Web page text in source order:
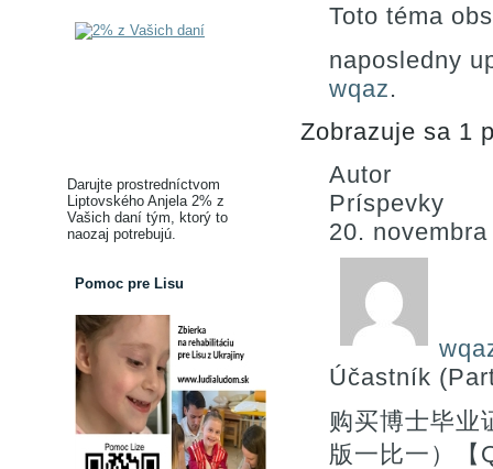
Darujte prostredníctvom
Liptovského Anjela 2% z
Vašich daní tým, ktorý to
naozaj potrebujú.
Pomoc pre Lisu
Toto téma
naposledny
wqaz.
Zobrazuje sa 1
Autor
Príspevky
20.
Účastník
购买博士毕业
版一比一）【